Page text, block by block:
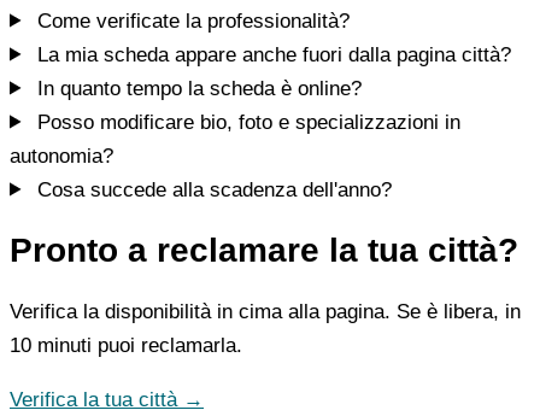
Come verificate la professionalità?
La mia scheda appare anche fuori dalla pagina città?
In quanto tempo la scheda è online?
Posso modificare bio, foto e specializzazioni in
autonomia?
Cosa succede alla scadenza dell'anno?
Pronto a reclamare la tua città?
Verifica la disponibilità in cima alla pagina. Se è libera, in
10 minuti puoi reclamarla.
Verifica la tua città →